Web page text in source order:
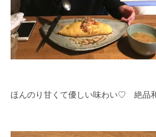
ほんのり甘くて優しい味わい♡ 絶品